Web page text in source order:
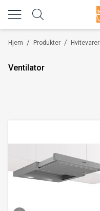
/
Hjem /
Produkter Hvitevarer
Ventilator